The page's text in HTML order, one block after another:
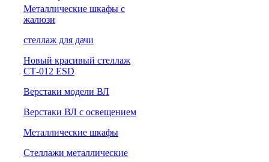
Металлические шкафы с
жалюзи
cтеллаж для дачи
Новый красивый стеллаж
СТ-012 ESD
Верстаки модели ВЛ
Верстаки ВЛ с освещением
Металлические шкафы
Стеллажи металлические